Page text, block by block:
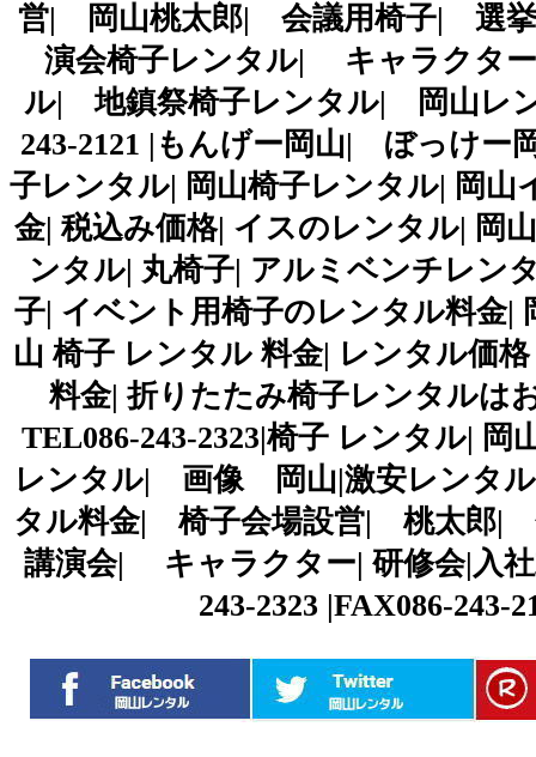
営| 岡山桃太郎| 会議用椅子| 選
演会椅子レンタル| キャラクタ
ル| 地鎮祭椅子レンタル| 岡山レ
243-2121 |もんげー岡山| ぼっけー
子レンタル| 岡山椅子レンタル| 岡
金| 税込み価格| イスのレンタル| 岡
ンタル| 丸椅子| アルミベンチレン
子| イベント用椅子のレンタル料金|
山 椅子 レンタル 料金| レンタル価
料金| 折りたたみ椅子レンタルは
TEL086-243-2323|椅子 レンタル|
レンタル| 画像 岡山|激安レンタ
タル料金| 椅子会場設営| 桃太
講演会| キャラクター| 研修会|入
243-2323 |FAX086-